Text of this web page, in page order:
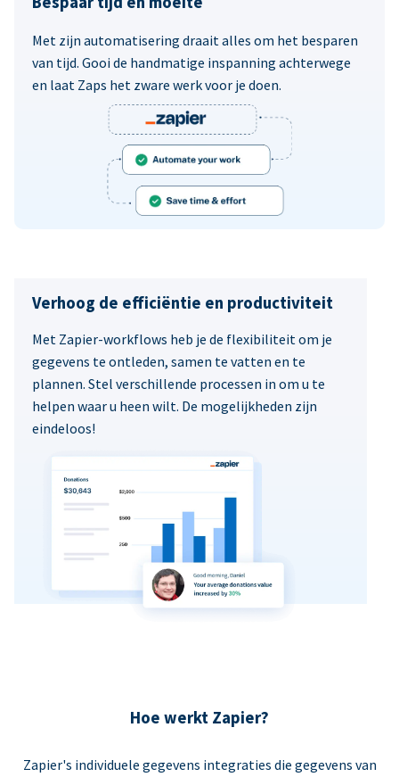
Met zijn automatisering draait alles om het besparen
van tijd. Gooi de handmatige inspanning achterwege
en laat Zaps het zware werk voor je doen.
Verhoog de efficiëntie en productiviteit
Met Zapier-workflows heb je de flexibiliteit om je
gegevens te ontleden, samen te vatten en te
plannen. Stel verschillende processen in om u te
helpen waar u heen wilt. De mogelijkheden zijn
eindeloos!
Hoe werkt Zapier?
Zapier's individuele gegevens integraties die gegevens van